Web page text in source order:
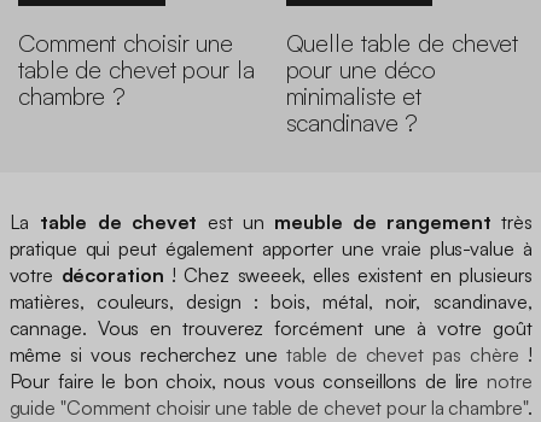
Comment choisir une
table de chevet pour la
chambre ?
Quelle table de chevet
pour une déco
minimaliste et
scandinave ?
La table de chevet est un meuble de rangement très
pratique qui peut également apporter une vraie plus-value à
votre décoration ! Chez sweeek, elles existent en plusieurs
matières, couleurs, design : bois, métal, noir, scandinave,
cannage. Vous en trouverez forcément une à votre goût
même si vous recherchez une table de chevet pas chère !
Pour faire le bon choix, nous vous conseillons de lire notre
guide "Comment choisir une table de chevet pour la chambre".